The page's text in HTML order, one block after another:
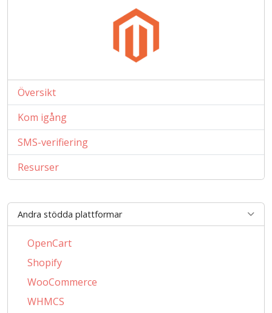
Översikt
Kom igång
SMS-verifiering
Resurser
Andra stödda plattformar
OpenCart
Shopify
WooCommerce
WHMCS